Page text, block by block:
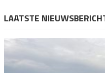
LAATSTE